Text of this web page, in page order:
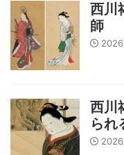
西川
師
西川
られ